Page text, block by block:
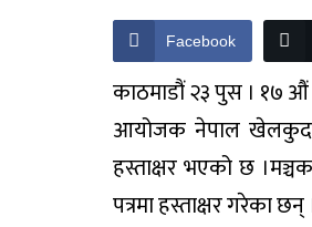
Facebook
काठमाडौं २३ पुस । १७
आयोजक नेपाल खेलकुद
हस्ताक्षर भएको छ
पत्रमा हस्ताक्षर गरेका छन्